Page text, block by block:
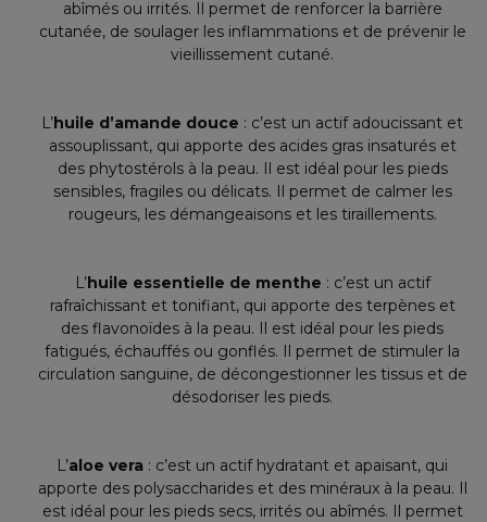
abîmés ou irrités. Il permet de renforcer la barrière
cutanée, de soulager les inflammations et de prévenir le
vieillissement cutané.
L’huile d’amande douce : c’est un actif adoucissant et
assouplissant, qui apporte des acides gras insaturés et
des phytostérols à la peau. Il est idéal pour les pieds
sensibles, fragiles ou délicats. Il permet de calmer les
rougeurs, les démangeaisons et les tiraillements.
L’huile essentielle de menthe : c’est un actif
rafraîchissant et tonifiant, qui apporte des terpènes et
des flavonoïdes à la peau. Il est idéal pour les pieds
fatigués, échauffés ou gonflés. Il permet de stimuler la
circulation sanguine, de décongestionner les tissus et de
désodoriser les pieds.
L’aloe vera : c’est un actif hydratant et apaisant, qui
apporte des polysaccharides et des minéraux à la peau. Il
est idéal pour les pieds secs, irrités ou abîmés. Il permet